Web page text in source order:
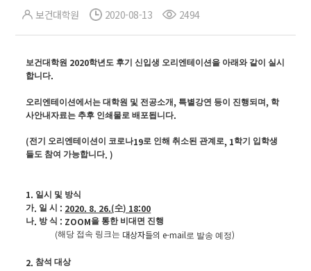
보건대학원 2020-08-13 2494
보건대학원 2020학년도 후기 신입생 오리엔테이션을 아래와 같이 실시
합니다.
오리엔테이션에서는 대학원 및 전공소개 , 특별강연 등이 진행되며 , 학
사안내자료는 추후 인쇄물로 배포됩니다.
(전기 오리엔테이션이 코로나19로 인해 취소된 관계로, 1학기 입학생
들도 참여 가능합니다. )
1. 일시 및 방식
가. 일 시 : 2020. 8. 26.(수) 18:00
나. 방 식 : ZOOM을 통한 비대면 진행
(해당 접속 링크는 대상자들의 e-mail로 발송 예정)
2.참석 대상